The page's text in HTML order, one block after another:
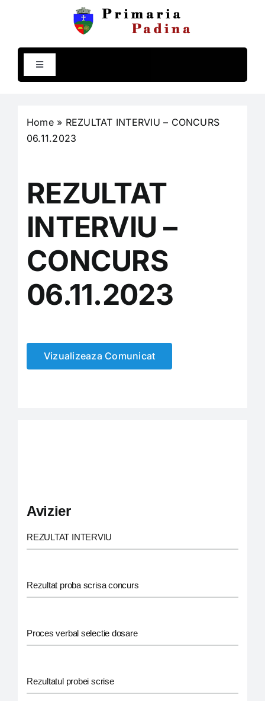
Toggle
Navigation
Primăria
Rapoarte și studii
Carieră
Consiliul Local
Home» REZULTAT INTERVIU – CONCURS
06.11.2023
REZULTAT
INTERVIU –
CONCURS
06.11.2023
Vizualizeaza Comunicat
Avizier
REZULTAT INTERVIU
Rezultat proba scrisa concurs
Proces verbal selectie dosare
Rezultatul probei scrise